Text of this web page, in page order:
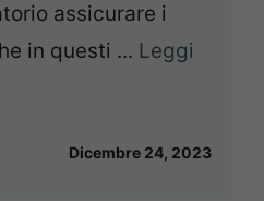
assicurare i
in questi ... Leggi
Dicembre 24, 2023